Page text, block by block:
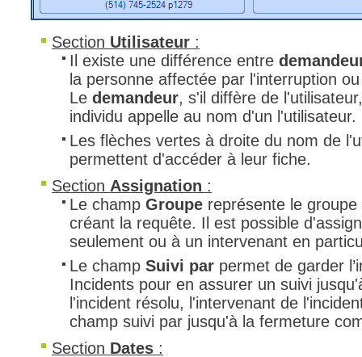
Section Utilisateur :
Il existe une différence entre
la personne affectée par l'interruption
Le demandeur, s'il diffère de
individu appelle au nom d'un l'utilisateur.
Les flèches vertes à droite du nom de
permettent d'accéder à leur fiche.
Section Assignation :
Le champ Groupe représente le
créant la requête. Il est possible
seulement ou à un intervenant en
Le champ Suivi par permet de garder
Incidents pour en assurer un suivi
l'incident résolu, l'intervenant de
champ suivi par jusqu'à la fermeture
Section Dates :